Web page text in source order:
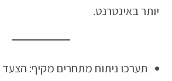
יותר באינטרנט.
תערכו ניתוח מתחרים מקיף: הצעד